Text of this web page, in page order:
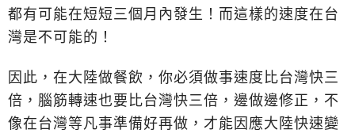
都有可能在短短三個月內發生！而這樣的速度在台
灣是不可能的！
因此，在大陸做餐飲，你必須做事速度比台灣快三
倍，腦筋轉速也要比台灣快三倍，邊做邊修正，不
像在台灣等凡事準備好再做，才能因應大陸快速變